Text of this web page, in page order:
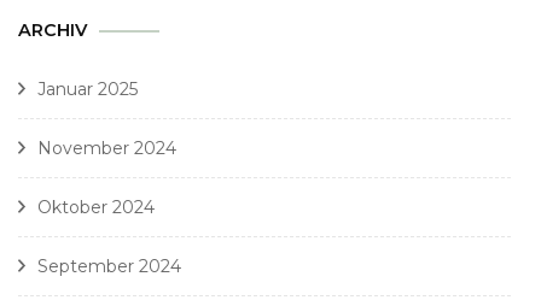
ARCHIV
Januar 2025
November 2024
Oktober 2024
September 2024